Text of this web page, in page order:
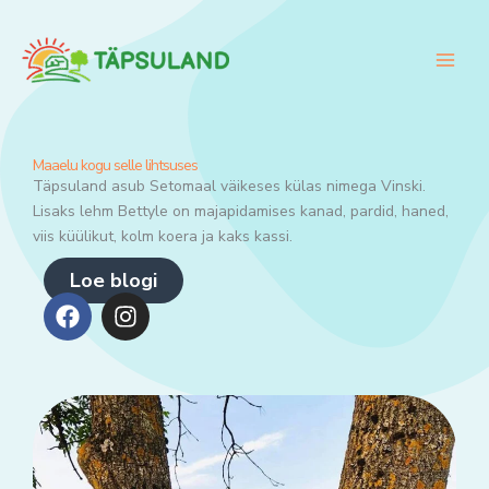
content
Maaelu kogu selle lihtsuses
Täpsuland asub Setomaal väikeses külas nimega Vinski.
Lisaks lehm Bettyle on majapidamises kanad, pardid, haned,
viis küülikut, kolm koera ja kaks kassi.
Loe blogi
F
a
e
b
o
o
k
I
n
t
a
g
r
a